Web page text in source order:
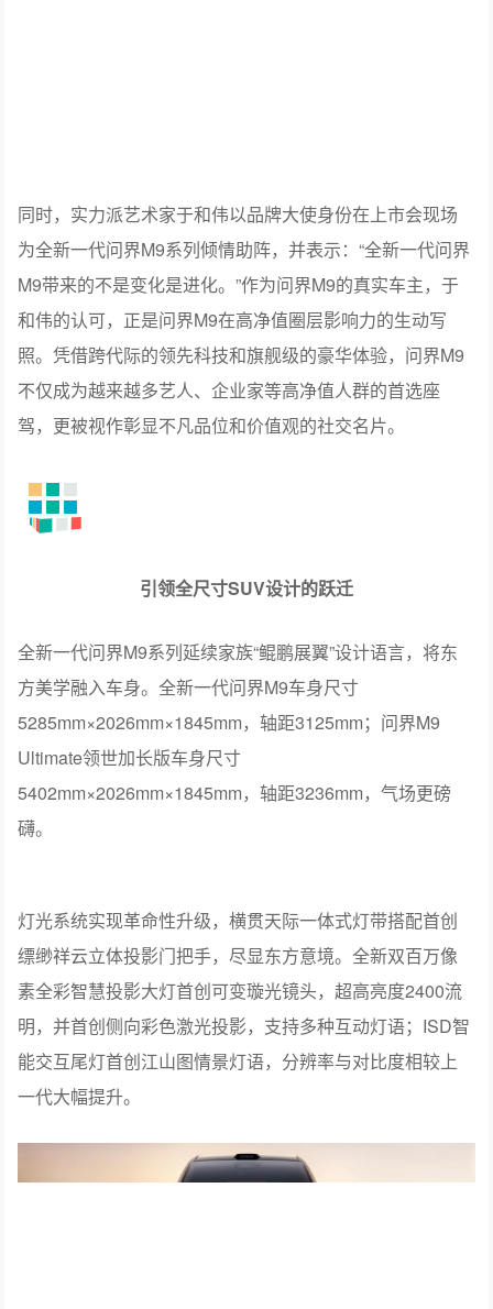
同时，实力派艺术家于和伟以品牌大使身份在上市会现场
为全新一代问界M9系列倾情助阵，并表示：“全新一代问界
M9带来的不是变化是进化。”作为问界M9的真实车主，于
和伟的认可，正是问界M9在高净值圈层影响力的生动写
照。凭借跨代际的领先科技和旗舰级的豪华体验，问界M9
不仅成为越来越多艺人、企业家等高净值人群的首选座
驾，更被视作彰显不凡品位和价值观的社交名片。
全新一代问界M9系列延续家族“鲲鹏展翼”设计语言，将东
5285mm×2026mm×1845mm，轴距3125mm；问界M9
Ultimate领世加长版车身尺寸
5402mm×2026mm×1845mm，轴距3236mm，气场更磅
礴。